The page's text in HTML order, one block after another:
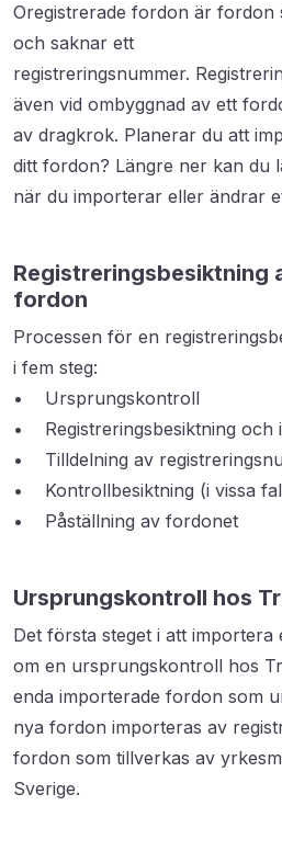
Oregistrerade fordon är fordon
och saknar ett
registreringsnummer.
även vid ombyggnad av ett
av dragkrok. Planerar du att
ditt fordon? Längre ner kan du
när du importerar eller ändrar
Registreringsbesiktning
fordon
Processen för en
i fem steg:
• Ursprungskontroll
• Registreringsbesiktning och
• Tilldelning av
• Kontrollbesiktning (i vissa
• Påställning av fordonet
Ursprungskontroll hos
Det första steget i att
om en ursprungskontroll hos
enda importerade fordon som
nya fordon importeras av
fordon som tillverkas av
Sverige.